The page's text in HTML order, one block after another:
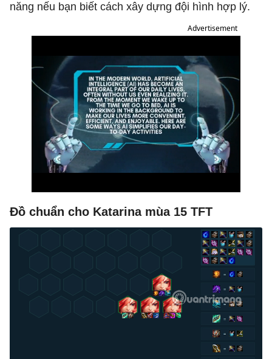
năng nếu bạn biết cách xây dựng đội hình hợp lý.
Advertisement
Đồ chuẩn cho Katarina mùa 15 TFT